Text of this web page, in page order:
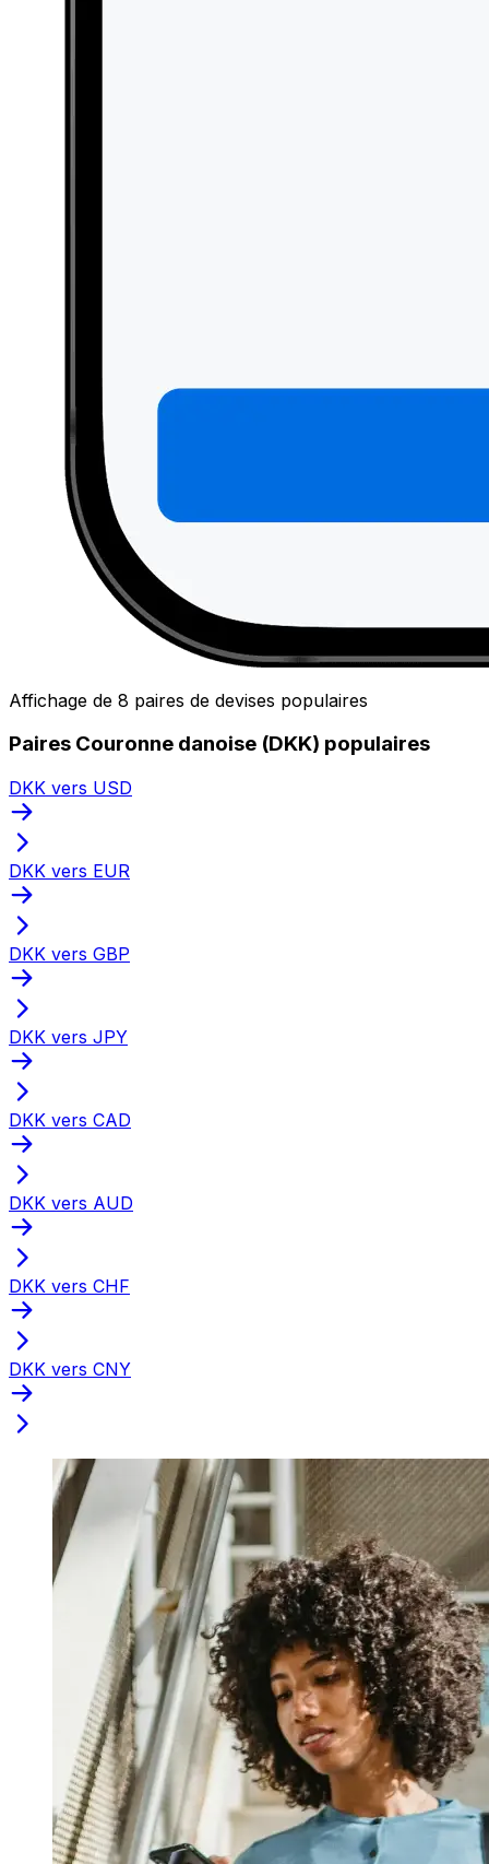
Affichage de 8 paires de devises populaires
Paires Couronne danoise (DKK) populaires
DKK vers USD
DKK vers EUR
DKK vers GBP
DKK vers JPY
DKK vers CAD
DKK vers AUD
DKK vers CHF
DKK vers CNY